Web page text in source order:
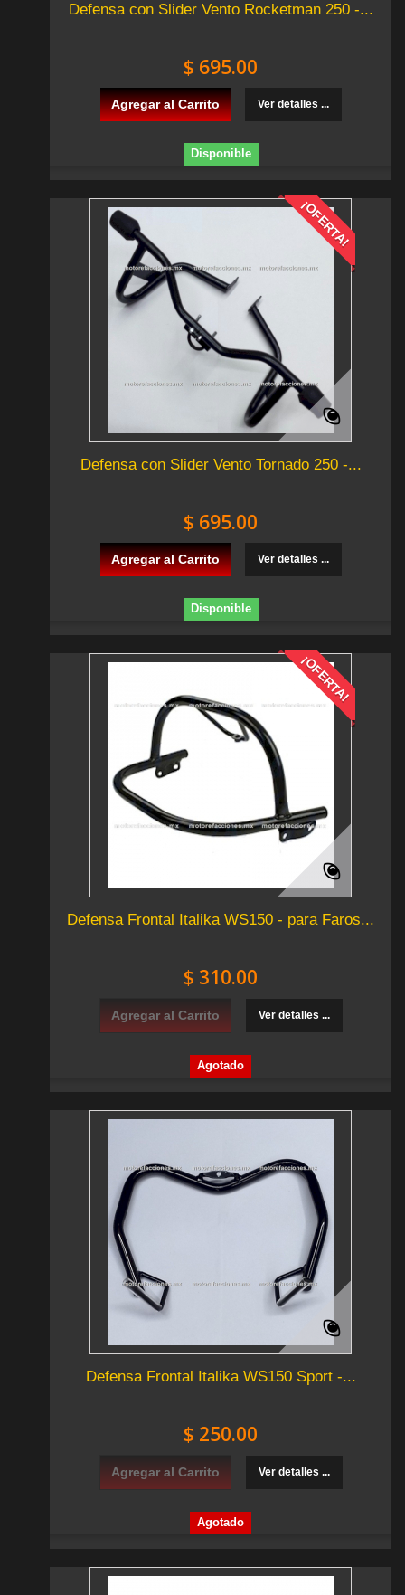
Defensa con Slider Vento Rocketman 250 -...
$ 695.00
Agregar al Carrito Ver detalles ...
Disponible
¡OFERTA!
Defensa con Slider Vento Tornado 250 -...
$ 695.00
Agregar al Carrito Ver detalles ...
Disponible
¡OFERTA!
Defensa Frontal Italika WS150 - para Faros...
$ 310.00
Agregar al Carrito Ver detalles ...
Agotado
Defensa Frontal Italika WS150 Sport -...
$ 250.00
Agregar al Carrito Ver detalles ...
Agotado